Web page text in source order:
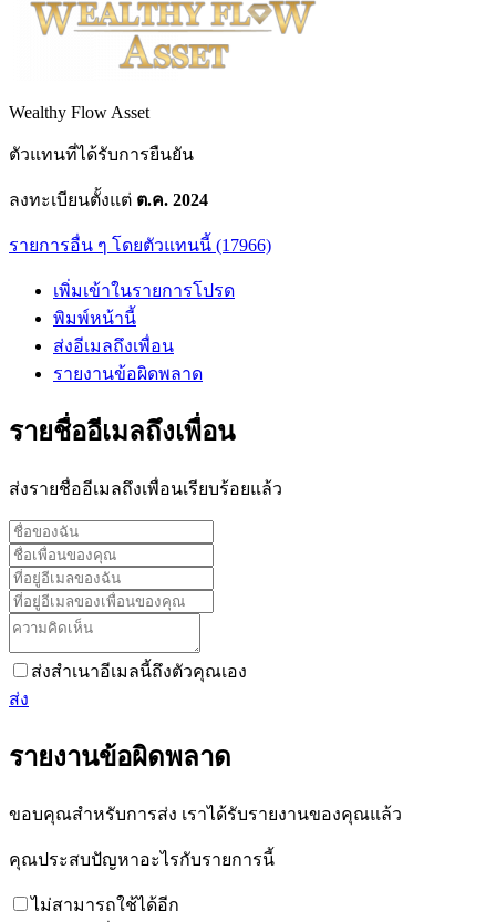
Wealthy Flow Asset
ตัวแทนที่ได้รับการยืนยัน
ลงทะเบียนตั้งแต่ ต.ค. 2024
รายการอื่น ๆ โดยตัวแทนนี้ (17966)
เพิ่มเข้าในรายการโปรด
พิมพ์หน้านี้
ส่งอีเมลถึงเพื่อน
รายงานข้อผิดพลาด
รายชื่ออีเมลถึงเพื่อน
ส่งรายชื่ออีเมลถึงเพื่อนเรียบร้อยแล้ว
ส่งสำเนาอีเมลนี้ถึงตัวคุณเอง
ส่ง
รายงานข้อผิดพลาด
ขอบคุณสำหรับการส่ง เราได้รับรายงานของคุณแล้ว
คุณประสบปัญหาอะไรกับรายการนี้
ไม่สามารถใช้ได้อีก